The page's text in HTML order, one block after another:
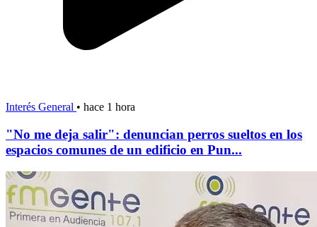
Interés General • hace 1 hora
"No me deja salir": denuncian perros sueltos en los
espacios comunes de un edificio en Pun...